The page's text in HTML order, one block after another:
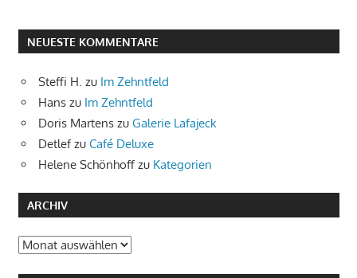
NEUESTE KOMMENTARE
Steffi H. zu Im Zehntfeld
Hans zu Im Zehntfeld
Doris Martens zu Galerie Lafajeck
Detlefzu Café Deluxe
Helene Schönhoff zu Kategorien
ARCHIV
Archiv